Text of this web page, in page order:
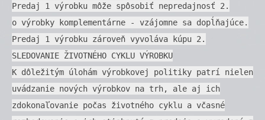
Predaj 1 výrobku môže spôsobiť nepredajnosť 2.
o výrobky komplementárne - vzájomne sa dopĺňajúce.
Predaj 1 výrobku zároveň vyvoláva kúpu 2.
SLEDOVANIE ŽIVOTNÉHO CYKLU VÝROBKU
K dôležitým úlohám výrobkovej politiky patrí nielen
uvádzanie nových výrobkov na trh, ale aj ich
zdokonaľovanie počas životného cyklu a včasné